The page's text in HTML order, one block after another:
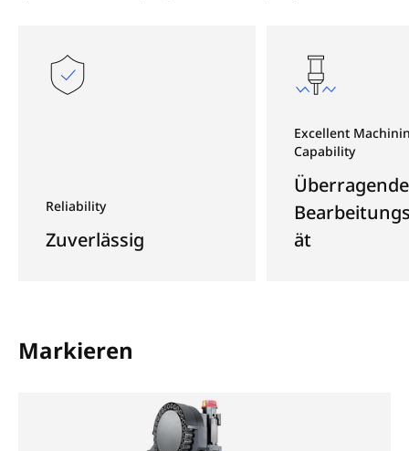
Reliability
Zuverlässig
Excellent
Capability
Überragende
ät
Markieren